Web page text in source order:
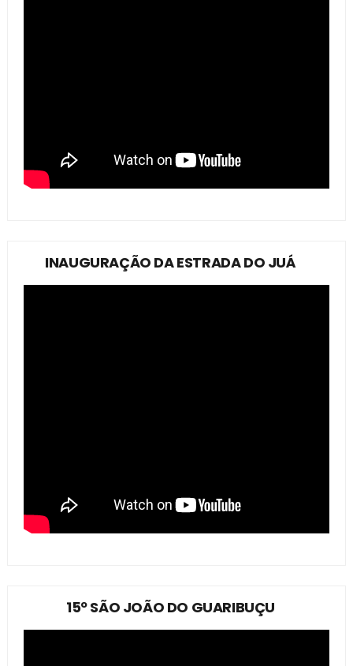
INAUGURAÇÃO DA ESTRADA DO JUÁ
15º SÃO JOÃO DO GUARIBUÇU